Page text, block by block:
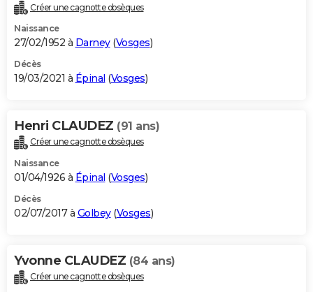
Créer une cagnotte obsèques
Naissance
27/02/1952 à Darney(Vosges)
Décès
19/03/2021 à Épinal (Vosges)
Henri CLAUDEZ (91 ans)
Créer une cagnotte obsèques
Naissance
01/04/1926 à Épinal (Vosges)
Décès
02/07/2017 à Golbey(Vosges)
Yvonne CLAUDEZ (84 ans)
Créer une cagnotte obsèques